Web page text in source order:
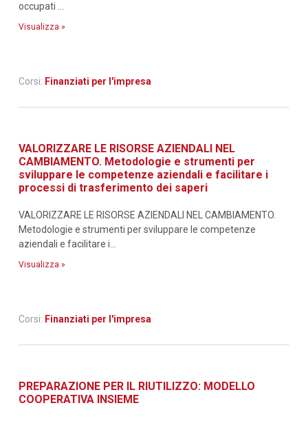
occupati ...
Visualizza »
Corsi: Finanziati per l'impresa
VALORIZZARE LE RISORSE AZIENDALI NEL
CAMBIAMENTO. Metodologie e strumenti per
sviluppare le competenze aziendali e facilitare i
processi di trasferimento dei saperi
VALORIZZARE LE RISORSE AZIENDALI NEL CAMBIAMENTO.
Metodologie e strumenti per sviluppare le competenze
aziendali e facilitare i...
Visualizza »
Corsi: Finanziati per l'impresa
PREPARAZIONE PER IL RIUTILIZZO: MODELLO
COOPERATIVA INSIEME